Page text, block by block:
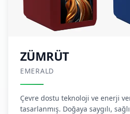
ZÜMRÜT
EMERALD
Çevre dostu teknoloji ve enerji
tasarlanmış. Doğaya saygılı,